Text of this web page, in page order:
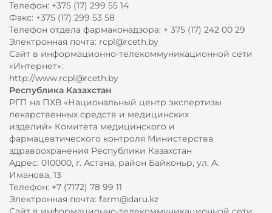
Телефон: +375 (17) 299 55 14
Факс: +375 (17) 299 53 58
Телефон отдела фармаконадзора: + 375 (17) 242 00 29
Электронная почта: rcpl@rceth.by
Сайт в информационно-телекоммуникационной сети
«Интернет»:
http://www.rcpl@rceth.by
Республика Казахстан
РГП на ПХВ «Национальный центр экспертизы
лекарственных средств и медицинских
изделий» Комитета медицинского и
фармацевтического контроля Министерства
здравоохранения Республики Казахстан
Адрес: 010000, г. Астана, район Байконьр, ул. А.
Иманова, 13
Телефон: +7 (7172) 78 99 11
Электронная почта: farm@daru.kz